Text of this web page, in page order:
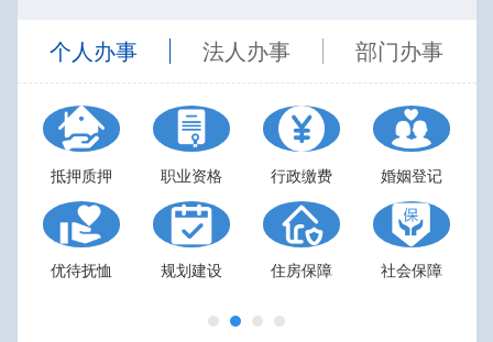
个人办事 法人办事 部门办事
抵押质押 职业资格 行政缴费 婚姻登记
优待抚恤 规划建设 住房保障 社会保障